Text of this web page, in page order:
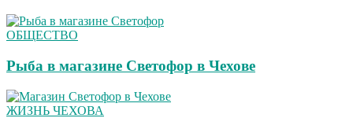
ОБЩЕСТВО
Рыба в магазине Светофор в Чехове
ЖИЗНЬ ЧЕХОВА